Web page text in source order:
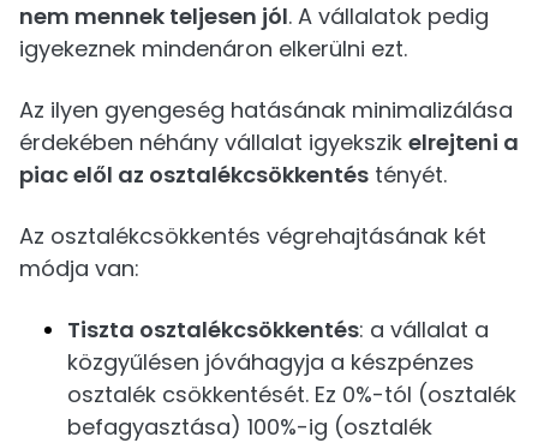
nem mennek teljesen jól. A vállalatok pedig
igyekeznek mindenáron elkerülni ezt.
Az ilyen gyengeség hatásának minimalizálása
érdekében néhány vállalat igyekszik elrejteni a
piac elől az osztalékcsökkentés tényét.
Az osztalékcsökkentés végrehajtásának két
módja van:
Tiszta osztalékcsökkentés: a vállalat a
közgyűlésen jóváhagyja a készpénzes
osztalék csökkentését. Ez 0%-tól (osztalék
befagyasztása) 100%-ig (osztalék